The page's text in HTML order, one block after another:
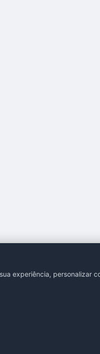
experiência, personalizar